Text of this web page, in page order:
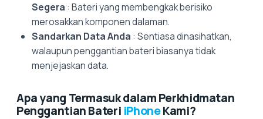
Segera : Bateri yang membengkak berisiko
merosakkan komponen dalaman.
Sandarkan Data Anda : Sentiasa dinasihatkan,
walaupun penggantian bateri biasanya tidak
menjejaskan data.
Apa yang Termasuk dalam Perkhidmatan
Penggantian Bateri iPhoneKami?